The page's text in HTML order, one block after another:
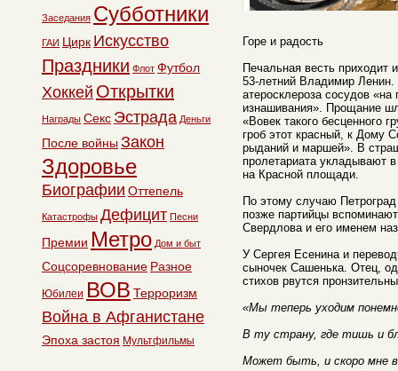
Горе и радость
Печальная весть приходит
53-летний Владимир
атеросклероза сосудов
изнашивания». Прощание
«Вовек такого бесценного
гроб этот красный, к Дому
рыданий и маршей». В
пролетариата укладывают
на Красной площади.
По этому случаю
позже партийцы
Свердлова и его именем
У Сергея Есенина и
сыночек Сашенька. Отец,
стихов рвутся
«Мы теперь уходим
В ту страну, где тишь и
Может быть, и скоро мне в
Заседания Субботники
ГАИ Цирк Искусство
Праздники Флот Футбол
Хоккей Открытки
Награды Секс Эстрада Деньги
После войны Закон
Здоровье
Биографии Оттепель
Катастрофы Дефицит Песни
Премии Метро Дом и быт
Соцсоревнование Разное
Юбилеи ВОВ Терроризм
Война в Афганистане
Эпоха застоя Мультфильмы